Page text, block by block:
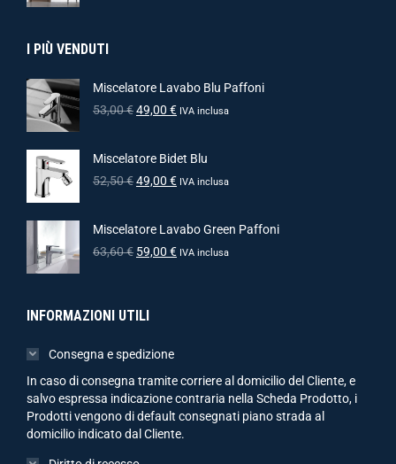
I PIÙ VENDUTI
Miscelatore Lavabo Blu Paffoni
53,00€49,00 € IVA inclusa
Miscelatore Bidet Blu
52,50€49,00 € IVA inclusa
Miscelatore Lavabo Green Paffoni
63,60€ 59,00 € IVA inclusa
INFORMAZIONI UTILI
Consegna e spedizione
In caso di consegna tramite corriere al domicilio del Cliente, e
salvo espressa indicazione contraria nella Scheda Prodotto, i
Prodotti vengono di default consegnati piano strada al
domicilio indicato dal Cliente.